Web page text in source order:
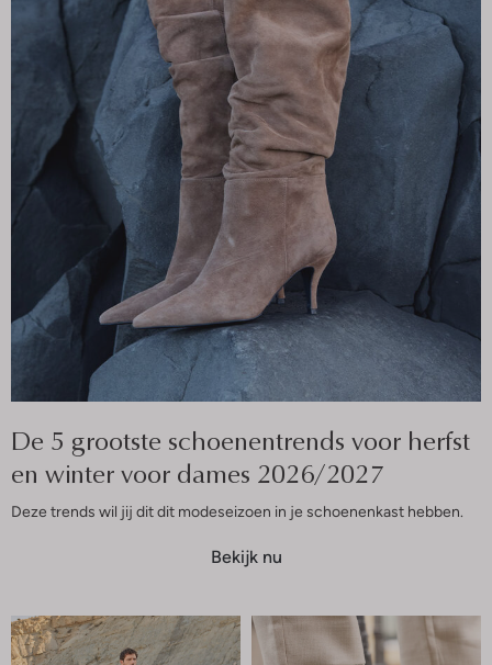
De 5 grootste schoenentrends voor herfst
en winter voor dames 2026/2027
Deze trends wil jij dit dit modeseizoen in je schoenenkast hebben.
Bekijk nu